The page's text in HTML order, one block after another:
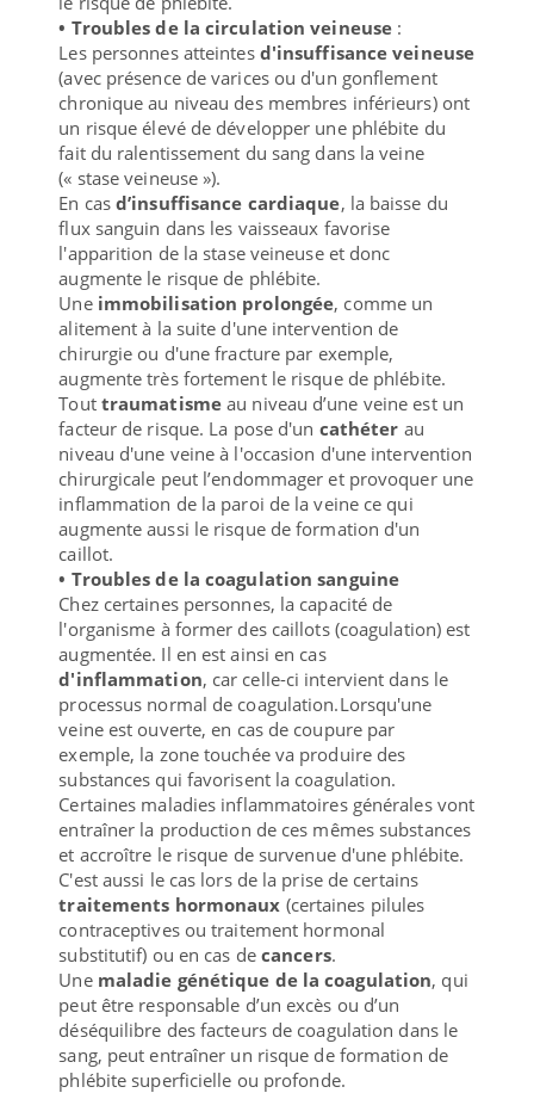
• Troubles de la circulation veineuse :
Les personnes atteintes d'insuffisance veineuse
(avec présence de varices ou d'un gonflement
chronique au niveau des membres inférieurs) ont
un risque élevé de développer une phlébite du
fait du ralentissement du sang dans la veine
(« stase veineuse »).
En casd’insuffisance cardiaque, la baisse du
flux sanguin dans les vaisseaux favorise
l'apparition de la stase veineuse et donc
augmente le risque de phlébite.
Une immobilisation prolongée, comme un
alitement à la suite d'une intervention de
chirurgie ou d'une fracture par exemple,
augmente très fortement le risque de phlébite.
Tout traumatisme au niveau d’une veine est un
facteur de risque. La pose d'un cathéter au
niveau d'une veine à l'occasion d'une intervention
chirurgicale peut l’endommager et provoquer une
inflammation de la paroi de la veine ce qui
augmente aussi le risque de formation d'un
caillot.
• Troubles de la coagulation sanguine
Chez certaines personnes, la capacité de
l'organisme à former des caillots (coagulation) est
augmentée. Il en est ainsi en cas
d'inflammation, car celle-ci intervient dans le
processus normal de coagulation.Lorsqu'une
veine est ouverte, en cas de coupure par
exemple, la zone touchée va produire des
substances qui favorisent la coagulation.
Certaines maladies inflammatoires générales vont
entraîner la production de ces mêmes substances
et accroître le risque de survenue d'une phlébite.
C'est aussi le cas lors de la prise de certains
traitements hormonaux (certaines pilules
contraceptives ou traitement hormonal
substitutif) ou en cas de cancers.
Une maladie génétique de la coagulation, qui
peut être responsable d’un excès ou d’un
déséquilibre des facteurs de coagulation dans le
sang, peut entraîner un risque de formation de
phlébite superficielle ou profonde.